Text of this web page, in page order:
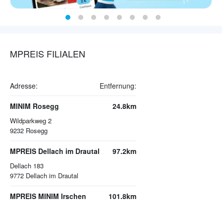
MPREIS FILIALEN
Adresse: Entfernung:
MINIM Rosegg
Wildparkweg 2
9232 Rosegg
24.8km
MPREIS Dellach im Drautal
Dellach 183
9772 Dellach im Drautal
97.2km
MPREIS MINIM Irschen 101.8km